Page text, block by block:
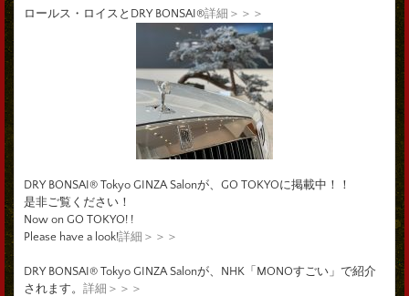
ロールス・ロイスとDRY BONSAI®詳細＞＞＞
DRY BONSAI® Tokyo GINZA Salonが、GO TOKYOに掲載中！！
是非ご覧ください！
Now on GO TOKYO! !
Please have a look!詳細＞＞＞
DRY BONSAI® Tokyo GINZA Salonが、NHK「MONOすごい」で紹介
されます。 詳細＞＞＞